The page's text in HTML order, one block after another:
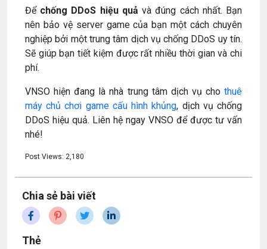
Để chống DDoS hiệu quả và đúng cách nhất. Bạn
nên bảo vệ server game của bạn một cách chuyên
nghiệp bởi một trung tâm dịch vụ chống DDoS uy tín.
Sẽ giúp bạn tiết kiệm được rất nhiều thời gian và chi
phí.
VNSO hiện đang là nhà trung tâm dịch vụ cho thuê
máy chủ chơi game cấu hình khủng, dịch vụ chống
DDoS hiệu quả. Liên hệ ngay VNSO để được tư vấn
nhé!
Post Views: 2,180
Chia sẻ bài viết
Thẻ